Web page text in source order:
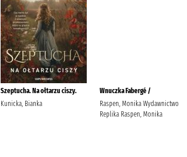
Szeptucha. Na ołtarzu ciszy.
Kunicka, Bianka
Wnuczka Fabergé /
Raspen, Monika Wydawnictwo
Replika Raspen, Monika